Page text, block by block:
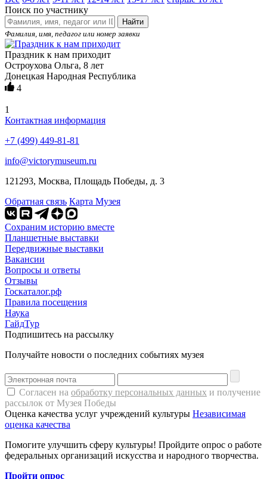
Поиск по участнику
Найти
Фамилия, имя, педагог или номер заявки
Праздник к нам приходит
Остроухова Ольга, 8 лет
Донецкая Народная Республика
4
1
Контактная информация
+7 (499) 449-81-81
info@victorymuseum.ru
121293, Москва, Площадь Победы, д. 3
Обратная связь Карта Музея
Сохраним историю вместе
Планшетные выставки
Передвижные выставки
Вакансии
Вопросы и ответы
Отзывы
Госкаталог.рф
Правила посещения
Наука
ГайдТур
Подпишитесь на рассылку
Получайте новости о последних событиях музея
Согласен на обработку персональных данных и получение
рассылок от Музея Победы
Оценка качества услуг учреждений культуры Независимая
оценка качества
Помогите улучшить сферу культуры! Пройдите опрос о работе
федеральных организаций искусства и народного творчества.
Пройти опрос